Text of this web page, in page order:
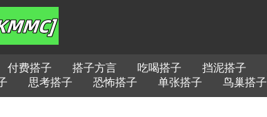
付费搭子 搭子方言 吃喝搭子 挡泥搭子
思考搭子 恐怖搭子 单张搭子 鸟巢搭子